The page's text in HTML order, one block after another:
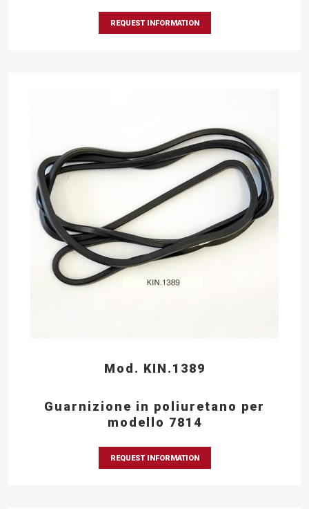
REQUEST INFORMATION
Mod. KIN.1389
Guarnizione in poliuretano per
modello 7814
REQUEST INFORMATION